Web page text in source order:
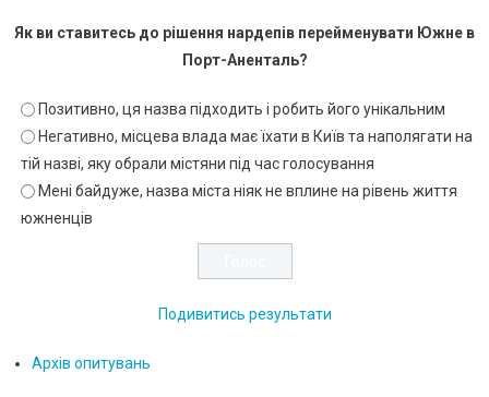
Як ви ставитесь до рішення нардепів перейменувати Южне в
Порт-Аненталь?
Позитивно, ця назва підходить і робить його унікальним
Негативно, місцева влада має їхати в Київ та наполягати на
тій назві, яку обрали містяни під час голосування
Мені байдуже, назва міста ніяк не вплине на рівень життя
южненців
Подивитись результати
Архів опитувань